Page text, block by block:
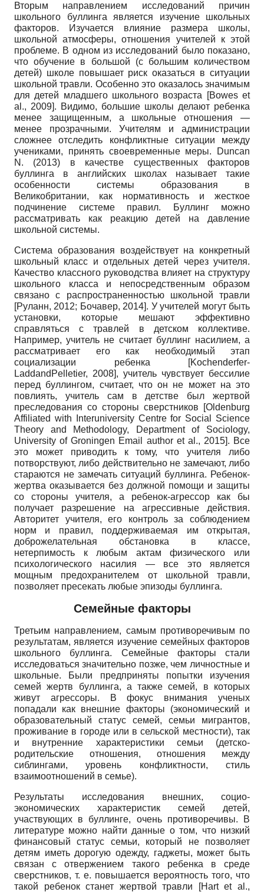
Вторым направлением исследований причин
школьного буллинга является изучение школьных
факторов. Изучается влияние размера школы,
школьной атмосферы, отношения учителей к этой
проблеме. В одном из исследований было показано,
что обучение в большой (с большим количеством
детей) школе повышает риск оказаться в ситуации
школьной травли. Особенно это оказалось значимым
для детей младшего школьного возраста
[Bowes et
al., 2009]. Видимо, большие школы делают ребенка
менее защищенным, а школьные отношения —
менее прозрачными. Учителям и администрации
сложнее отследить конфликтные ситуации между
учениками, принять своевременные меры.
Duncan
N. (2013) в качестве существенных факторов
буллинга в английских школах называет такие
особенности системы образования в
Великобритании, как нормативность и жесткое
подчинение системе правил. Буллинг можно
рассматривать как реакцию детей на давление
школьной системы.
Система образования воздействует на конкретный
школьный класс и отдельных детей через учителя.
Качество классного руководства влияет на структуру
школьного класса и непосредственным образом
связано с распространенностью школьной травли
[Руланн, 2012; Бочавер, 2014]. У учителей могут быть
установки, которые мешают эффективно
справляться с травлей в детском коллективе.
Например, учитель не считает буллинг насилием, а
рассматривает его как необходимый этап
социализации ребенка
[Kochenderfer-
LaddandPelletier, 2008], учитель чувствует бессилие
перед буллингом, считает, что он не может на это
повлиять, учитель сам в детстве был жертвой
преследования со стороны сверстников
[Oldenburg
Affiliated with Interuniversity Centre for Social Science
Theory and Methodology, Department of Sociology,
University of Groningen Email author et al., 2015]. Все
это может приводить к тому, что учителя либо
потворствуют, либо действительно не замечают, либо
стараются не замечать ситуаций буллинга. Ребенок-
жертва оказывается без должной помощи и защиты
со стороны учителя, а ребенок-агрессор как бы
получает разрешение на агрессивные действия.
Авторитет учителя, его контроль за соблюдением
норм и правил, поддерживаемая им открытая,
доброжелательная обстановка в классе,
нетерпимость к любым актам физического или
психологического насилия — все это является
мощным предохранителем от школьной травли,
позволяет пресекать любые эпизоды буллинга.
Семейные факторы
Третьим направлением, самым противоречивым по
результатам, является изучение семейных факторов
школьного буллинга. Семейные факторы стали
исследоваться значительно позже, чем личностные и
школьные. Были предприняты попытки изучения
семей жертв буллин­га, а также семей, в которых
живут агрессоры. В фокус внимания ученых
попадали как внешние факторы (экономический и
образовательный статус семей, семьи мигрантов,
проживание в городе или в сельской местности), так
и внутренние характеристики семьи (детско-
родительские отношения, отношения между
сиблингами, уровень конфликтности, стиль
взаимоотношений в семье).
Результаты исследования внешних, социо-
экономических характеристик семей детей,
участвующих в буллинге, очень противоречивы. В
литературе можно найти данные о том, что низкий
финансовый статус семьи, который не позволяет
детям иметь дорогую одежду, гаджеты, может быть
связан с отвержением такого ребенка в среде
сверстников, т. е. повышается вероятность того, что
такой ребенок станет жертвой травли
[Hart et al.,